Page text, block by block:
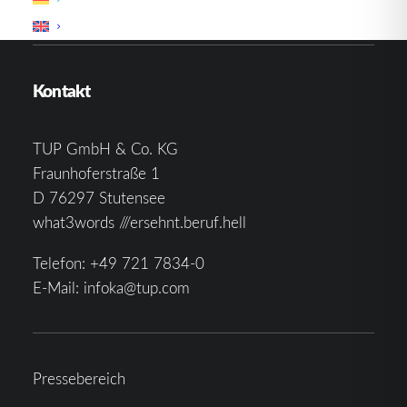
Kontakt
TUP GmbH & Co. KG
Fraunhoferstraße 1
D 76297 Stutensee
what3words ///ersehnt.beruf.hell
Telefon: +49 721 7834-0
E-Mail: infoka@tup.com
Pressebereich